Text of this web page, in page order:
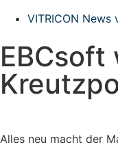
VITRICON News
EBCsoft
Alles neu macht der